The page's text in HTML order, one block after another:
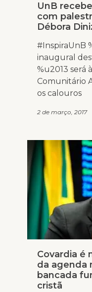
UnB
com
Débora
#InspiraUnB
inaugural
%u2013 será
Comunitário
os calouros
2 de março, 2017
Covardia é
da agenda
bancada
cristã